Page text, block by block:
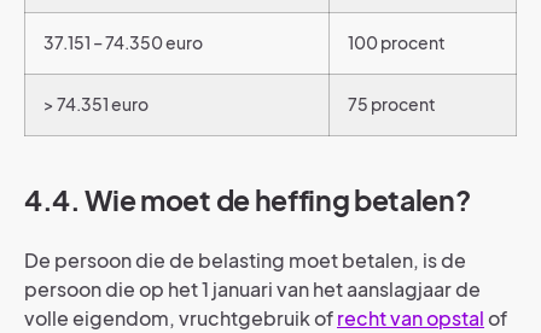
37.151 – 74.350 euro 100 procent
> 74.351 euro 75 procent
4.4. Wie moet de heffing betalen?
De persoon die de belasting moet betalen, is de
persoon die op het 1 januari van het aanslagjaar de
volle eigendom, vruchtgebruik ofrecht van opstalof